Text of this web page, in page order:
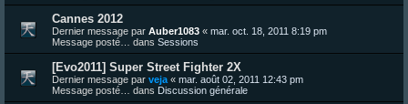
Cannes 2012
Dernier message par Auber1083 « mar. oct. 18, 2011 8:19 pm
Message posté… dans Sessions
[Evo2011] Super Street Fighter 2X
Dernier message par veja « mar. août 02, 2011 12:43 pm
Message posté… dans Discussion générale